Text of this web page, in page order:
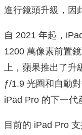
進行鏡頭升級，因
自 2021 年起，
1200 萬像素前置
上，蘋果推出了升
ƒ/1.9 光圈和自動
iPad Pro 的下一代
目前的 iPad Pro